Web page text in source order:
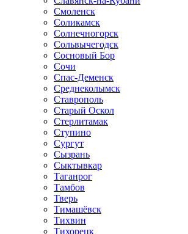
Смоленск
Соликамск
Солнечногорск
Сольвычегодск
Сосновый Бор
Сочи
Спас-Деменск
Среднеколымск
Ставрополь
Старый Оскол
Стерлитамак
Ступино
Сургут
Сызрань
Сыктывкар
Таганрог
Тамбов
Тверь
Тимашёвск
Тихвин
Тихорецк